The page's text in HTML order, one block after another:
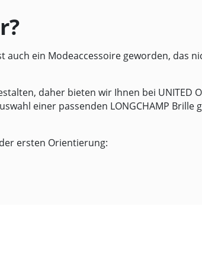
ein Modeaccessoire geworden, das
daher bieten wir Ihnen bei UNITED
einer passenden LONGCHAMP Brille
ersten Orientierung: